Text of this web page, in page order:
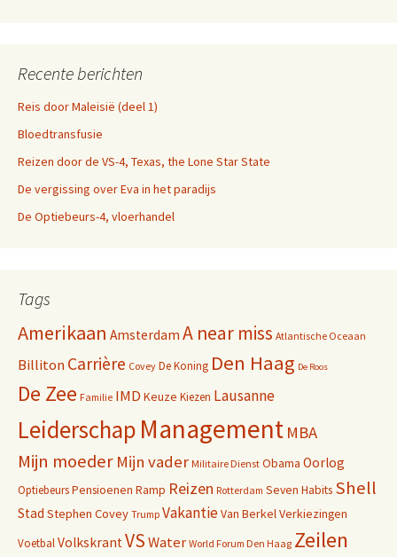
Recente berichten
Reis door Maleisië (deel 1)
Bloedtransfusie
Reizen door de VS-4, Texas, the Lone Star State
De vergissing over Eva in het paradijs
De Optiebeurs-4, vloerhandel
Tags
Amerikaan Amsterdam A near miss Atlantische Oceaan
BillitonCarrière Covey De Koning Den Haag De Roos
De Zee Familie IMD Keuze Kiezen Lausanne
Leiderschap Management MBA
Mijn moeder Mijn vader Militaire Dienst Obama Oorlog
OptiebeursPensioenen Ramp Reizen Rotterdam Seven Habits Shell
Stad Stephen Covey Trump VakantieVan BerkelVerkiezingen
VoetbalVolkskrantVSWater World Forum Den Haag Zeilen